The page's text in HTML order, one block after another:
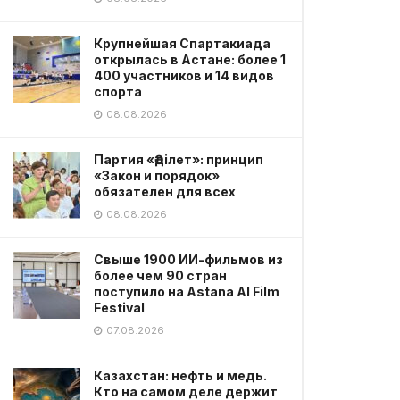
Крупнейшая Спартакиада
открылась в Астане: более 1
400 участников и 14 видов
спорта
08.08.2026
Партия «Әділет»: принцип
«Закон и порядок»
обязателен для всех
08.08.2026
Свыше 1900 ИИ-фильмов из
более чем 90 стран
поступило на Astana AI Film
Festival
07.08.2026
Казахстан: нефть и медь.
Кто на самом деле держит